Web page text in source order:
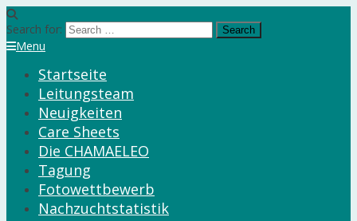
Search for:
Menu
Startseite
Leitungsteam
Neuigkeiten
Care Sheets
Die CHAMAELEO
Tagung
Fotowettbewerb
Nachzuchtstatistik